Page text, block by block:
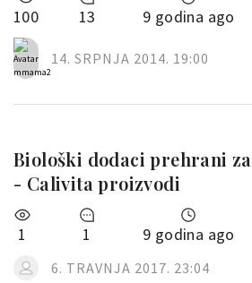
100 13 9 godina ago
14. SRPNJA 2014. 19:00
Biološki dodaci prehrani
- Calivita proizvodi
1 1 9 godina ago
6. TRAVNJA 2017. 23:04